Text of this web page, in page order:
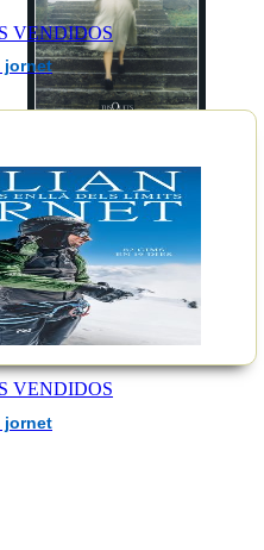
VENDIDOS
jornet
VENDIDOS
jornet